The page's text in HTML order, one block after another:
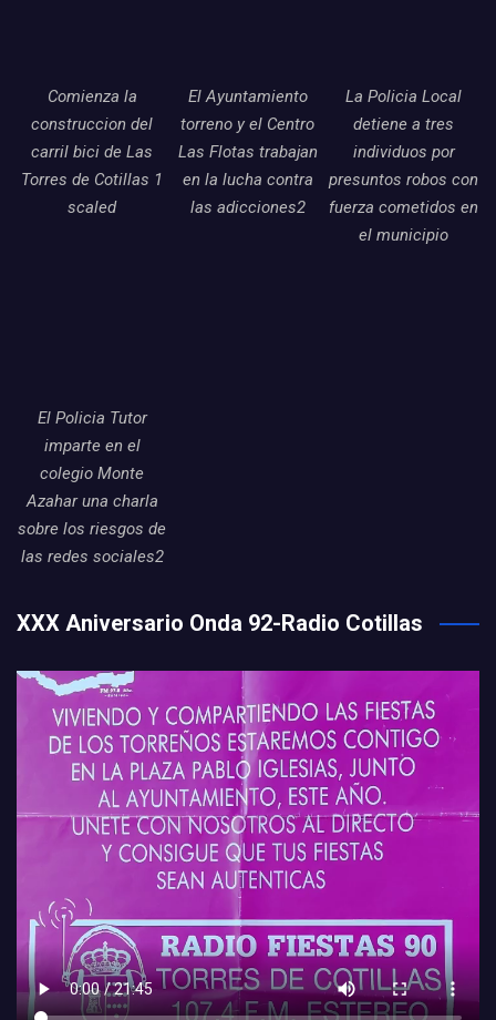
Comienza la
construccion del
carril bici de Las
Torres de Cotillas 1
scaled
El Ayuntamiento
torreno y el Centro
Las Flotas trabajan
en la lucha contra
las adicciones2
La Policia Local
detiene a tres
individuos por
presuntos robos con
fuerza cometidos en
el municipio
El Policia Tutor
imparte en el
colegio Monte
Azahar una charla
sobre los riesgos de
las redes sociales2
XXX Aniversario Onda 92-Radio Cotillas